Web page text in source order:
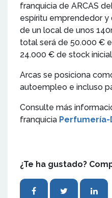
franquicia de ARCAS
espíritu emprendedor
de un local de unos
total será de 50.000 €
24.000 € de stock
Arcas se posiciona
autoempleo e incluso
Consulte más
franquicia
¿Te ha gustado?